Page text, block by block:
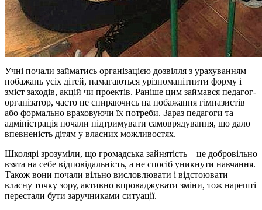
Учні почали займатись організацією дозвілля з урахуванням
побажань усіх дітей, намагаються урізноманітнити форму і
зміст заходів, акцій чи проектів. Раніше цим займався педагог-
організатор, часто не спираючись на побажання гімназистів
або формально враховуючи їх потреби. Зараз педагоги та
адміністрація почали підтримувати самоврядування, що дало
впевненість дітям у власних можливостях.
Школярі зрозуміли, що громадська зайнятість – це добровільно
взята на себе відповідальність, а не спосіб уникнути навчання.
Також вони почали вільно висловлювати і відстоювати
власну точку зору, активно впроваджувати зміни, тож нарешті
перестали бути заручниками ситуації.